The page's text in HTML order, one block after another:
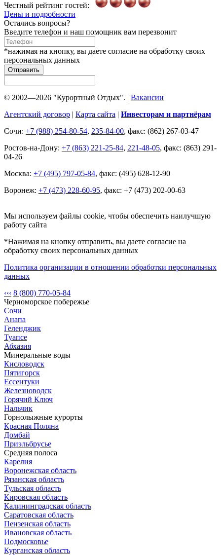
Честный рейтинг гостей:
Цены и подробности
Остались вопросы?
Введите телефон и наш помощник вам перезвонит
*нажимая на кнопку, вы даете согласие на обработку своих
персональных данных
Отправить
© 2002—2026 "Курортный Отдых". | Вакансии
Агентский договор | Карта сайта | Инвесторам и партнёрам
Сочи: +7 (988) 254-80-54, 235-84-00, факс: (862) 267-03-47
Ростов-на-Дону: +7 (863) 221-25-84, 221-48-05, факс: (863) 291-
04-26
Москва: +7 (495) 797-05-84, факс: (495) 628-12-90
Воронеж: +7 (473) 228-60-95, факс: +7 (473) 202-00-63
Мы используем файлы cookie, чтобы обеспечить наилучшую
работу сайта
*Нажимая на кнопку отправить, вы даете согласие на
обработку своих персональных данных
Политика организации в отношении обработки персональных
данных
‹‹‹ 8 (800) 770-05-84
Черноморское побережье
Сочи
Анапа
Геленджик
Туапсе
Абхазия
Минеральные воды
Кисловодск
Пятигорск
Ессентуки
Железноводск
Горячий Ключ
Нальчик
Горнолыжные курорты
Красная Поляна
Домбай
Приэльбрусье
Средняя полоса
Карелия
Воронежская область
Рязанская область
Тульская область
Кировская область
Калининградская область
Саратовская область
Пензенская область
Ивановская область
Подмосковье
Курганская область